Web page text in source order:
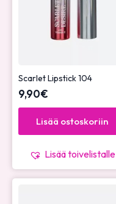
Scarlet Lipstick 104
9,90€
Lisää ostoskoriin
Lisää toivelistalle